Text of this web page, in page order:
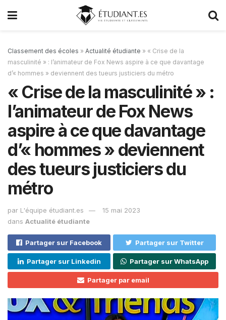
Classement des écoles » Actualité étudiante » « Crise de la
masculinité » : l’animateur de Fox News aspire à ce que davantage
d’« hommes » deviennent des tueurs justiciers du métro
« Crise de la masculinité » :
l’animateur de Fox News
aspire à ce que davantage
d’« hommes » deviennent
des tueurs justiciers du
métro
par L'équipe étudiant.es
15 mai 2023
dans Actualité étudiante
Partager sur Facebook Partager sur Twitter
Partager sur Linkedin Partager sur WhatsApp
Partager par email